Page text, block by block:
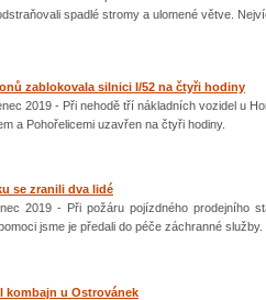
spadlé stromy a ulomené větve.
zablokovala silnici I/52 na čtyři hodiny
2019 - Při nehodě tří nákladních vozidel u
a Pohořelicemi uzavřen na čtyři hodiny.
se zranili dva lidé
2019 - Při požáru pojízdného prodejního
jsme je předali do péče záchranné
kombajn u Ostrovánek